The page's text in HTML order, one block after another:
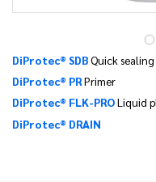
DiProtec® SDBQuick
DiProtec® PRPrimer
DiProtec® FLK-PROLiquid
DiProtec® DRAIN